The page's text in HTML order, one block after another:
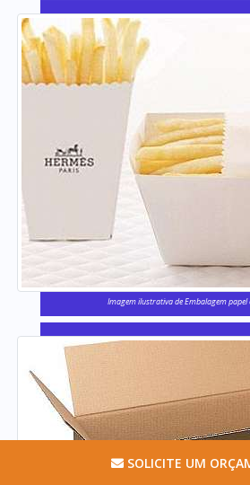
Imagem ilustrativa de Embalagem
SOLICITE UM